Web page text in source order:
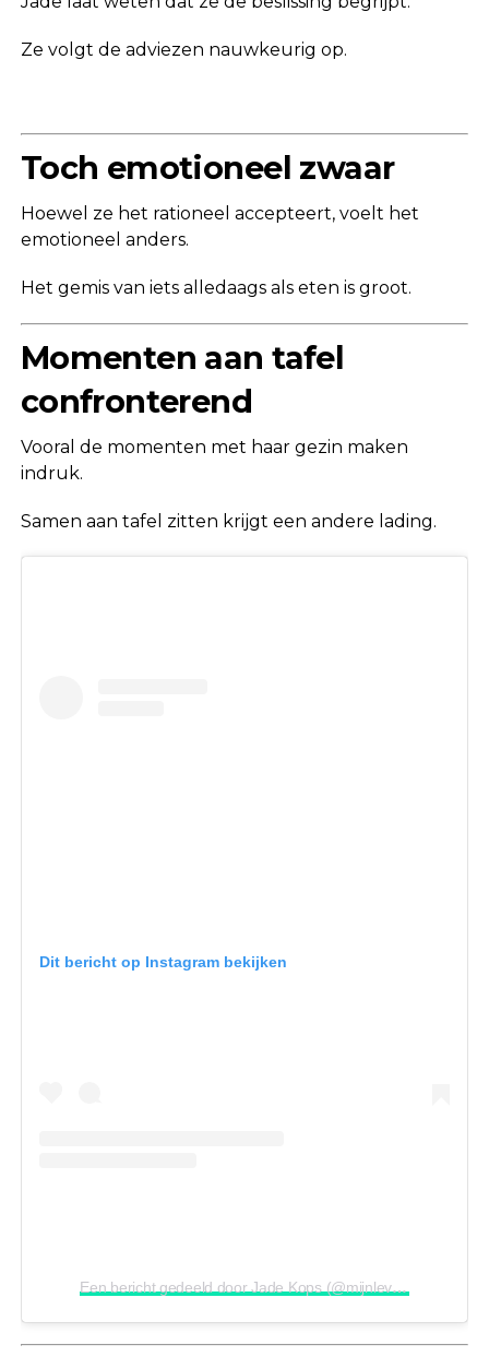
Ze volgt de adviezen nauwkeurig op.
Toch emotioneel zwaar
Hoewel ze het rationeel accepteert, voelt het
emotioneel anders.
Het gemis van iets alledaags als eten is groot.
Momenten aan tafel
confronterend
Vooral de momenten met haar gezin maken
indruk.
Samen aan tafel zitten krijgt een andere lading.
Dit bericht op Instagram bekijken
Een bericht gedeeld door Jade Kops (@mijnlevenmetkanker_)